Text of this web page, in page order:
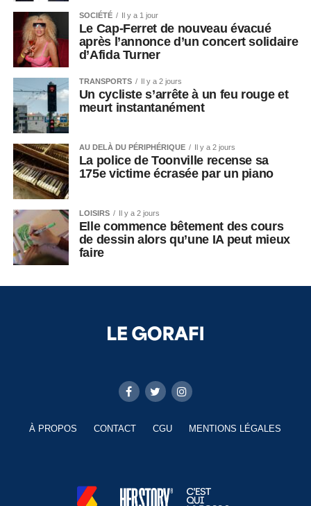
SOCIÉTÉ Il y a 1 jour
Le Cap-Ferret de nouveau évacué
après l’annonce d’un concert solidaire
d’Afida Turner
TRANSPORTS Il y a 2 jours
Un cycliste s’arrête à un feu rouge et
meurt instantanément
AU DELÀ DU PÉRIPHÉRIQUE Il y a 2 jours
La police de Toonville recense sa
175e victime écrasée par un piano
LOISIRS Il y a 2 jours
Elle commence bêtement des cours
de dessin alors qu’une IA peut mieux
faire
À PROPOS CONTACT CGU MENTIONS LÉGALES